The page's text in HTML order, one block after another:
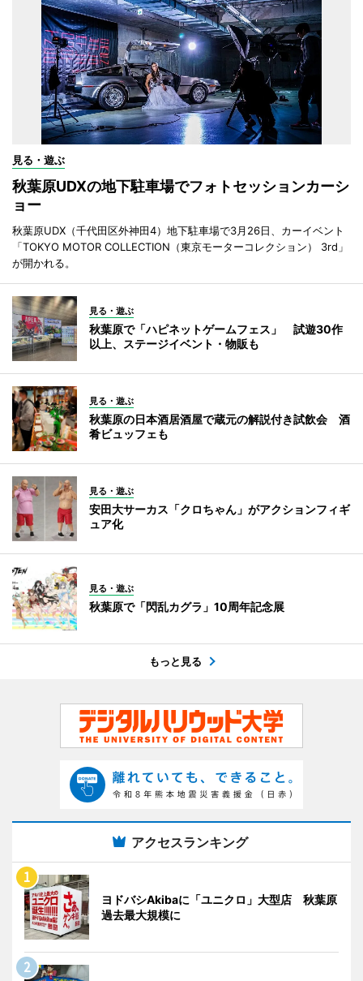
見る・遊ぶ
秋葉原UDXの地下駐車場でフォトセッションカーシ
ョー
秋葉原UDX（千代田区外神田4）地下駐車場で3月26日、カーイベント
「TOKYO MOTOR COLLECTION（東京モーターコレクション） 3rd」
が開かれる。
見る・遊ぶ
秋葉原で「ハピネットゲームフェス」 試遊30作
以上、ステージイベント・物販も
見る・遊ぶ
秋葉原の日本酒居酒屋で蔵元の解説付き試飲会 酒
肴ビュッフェも
見る・遊ぶ
安田大サーカス「クロちゃん」がアクションフィギ
ュア化
見る・遊ぶ
秋葉原で「閃乱カグラ」10周年記念展
もっと見る
アクセスランキング
ヨドバシAkibaに「ユニクロ」大型店 秋葉原
過去最大規模に